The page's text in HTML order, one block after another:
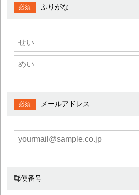
ふりがな
メールアドレス
郵便番号